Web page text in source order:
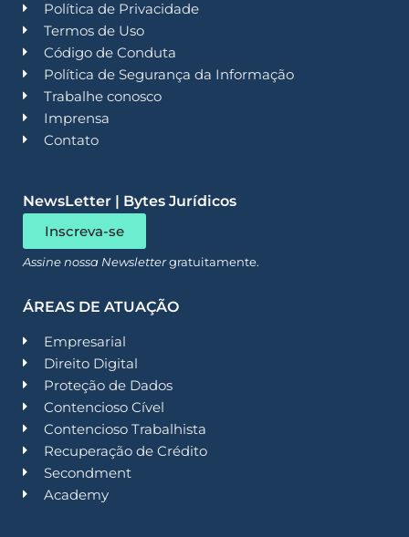
Política de Privacidade
Termos de Uso
Código de Conduta
Política de Segurança da Informação
Trabalhe conosco
Imprensa
Contato
NewsLetter | Bytes Jurídicos
Inscreva-se
Assine nossa Newslettergratuitamente.
ÁREAS DE ATUAÇÃO
Empresarial
Direito Digital
Proteção de Dados
Contencioso Cível
Contencioso Trabalhista
Recuperação de Crédito
Secondment
Academy